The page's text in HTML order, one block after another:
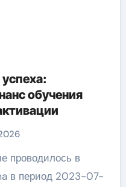
обучения
в период 2023-07-